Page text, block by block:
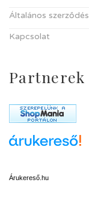
Általános
Kapcsolat
Partnerek
Árukereső.hu